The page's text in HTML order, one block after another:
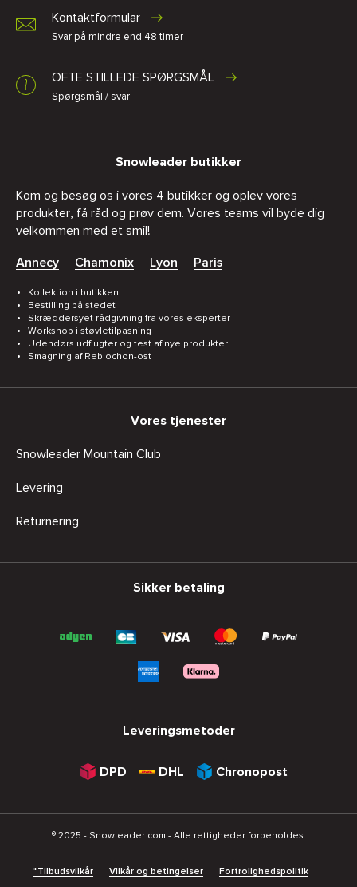
Kontaktformular
Svar på mindre end 48 timer
OFTE STILLEDE SPØRGSMÅL
Spørgsmål / svar
Snowleader butikker
Kom og besøg os i vores 4 butikker og oplev vores
produkter, få råd og prøv dem. Vores teams vil byde dig
velkommen med et smil!
Annecy Chamonix Lyon Paris
Kollektion i butikken
Bestilling på stedet
Skræddersyet rådgivning fra vores eksperter
Workshop i støvletilpasning
Udendørs udflugter og test af nye produkter
Smagning af Reblochon-ost
Vores tjenester
Snowleader Mountain Club
Levering
Returnering
Sikker betaling
Leveringsmetoder
DPD DHL Chronopost
® 2025 - Snowleader.com - Alle rettigheder forbeholdes.
*Tilbudsvilkår Vilkår og betingelser Fortrolighedspolitik